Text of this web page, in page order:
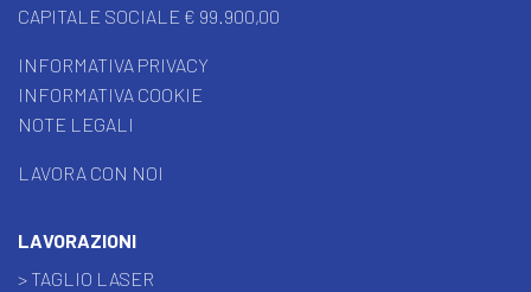
CAPITALE SOCIALE € 99.900,00
INFORMATIVA PRIVACY
INFORMATIVA COOKIE
NOTE LEGALI
LAVORA CON NOI
LAVORAZIONI
> TAGLIO LASER